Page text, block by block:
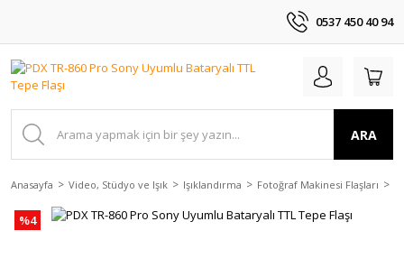
0537 450 40 94
ARA
Anasayfa Video, Stüdyo ve Işık Işıklandırma Fotoğraf Makinesi Flaşları
%4